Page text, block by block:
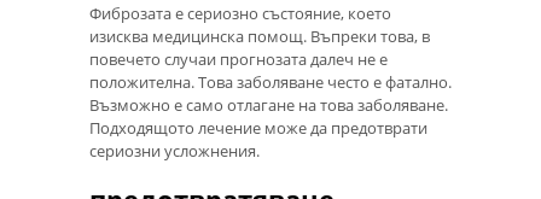
Фиброзата е сериозно състояние, което
изисква медицинска помощ. Въпреки това, в
повечето случаи прогнозата далеч не е
положителна. Това заболяване често е фатално.
Възможно е само отлагане на това заболяване.
Подходящото лечение може да предотврати
сериозни усложнения.